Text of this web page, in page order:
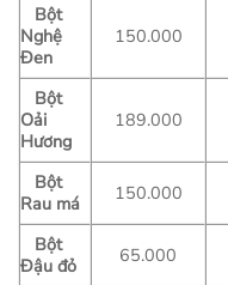
Bột
Nghệ
Đen
150.000
Bột
Oải
Hương
189.000
Bột
Rau má
150.000
Bột
Đậu đỏ
65.000